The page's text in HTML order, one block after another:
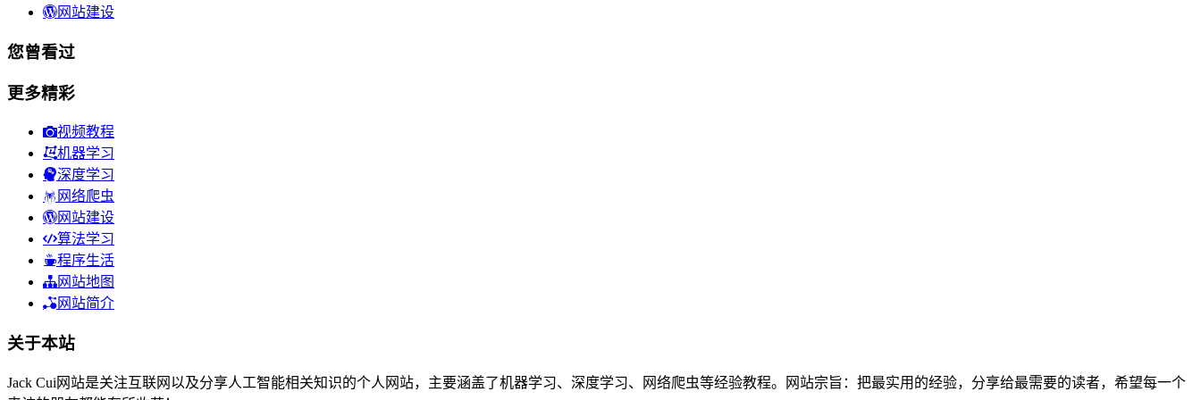
网站建设
您曾看过
更多精彩
视频教程
机器学习
深度学习
网络爬虫
网站建设
算法学习
程序生活
网站地图
网站简介
关于本站
Jack Cui网站是关注互联网以及分享人工智能相关知识的个人网站，主要涵盖了机器学习、深度学习、网络爬虫等经验教程。网站宗旨：把最实用的经验，分享给最需要的读者，希望每一个